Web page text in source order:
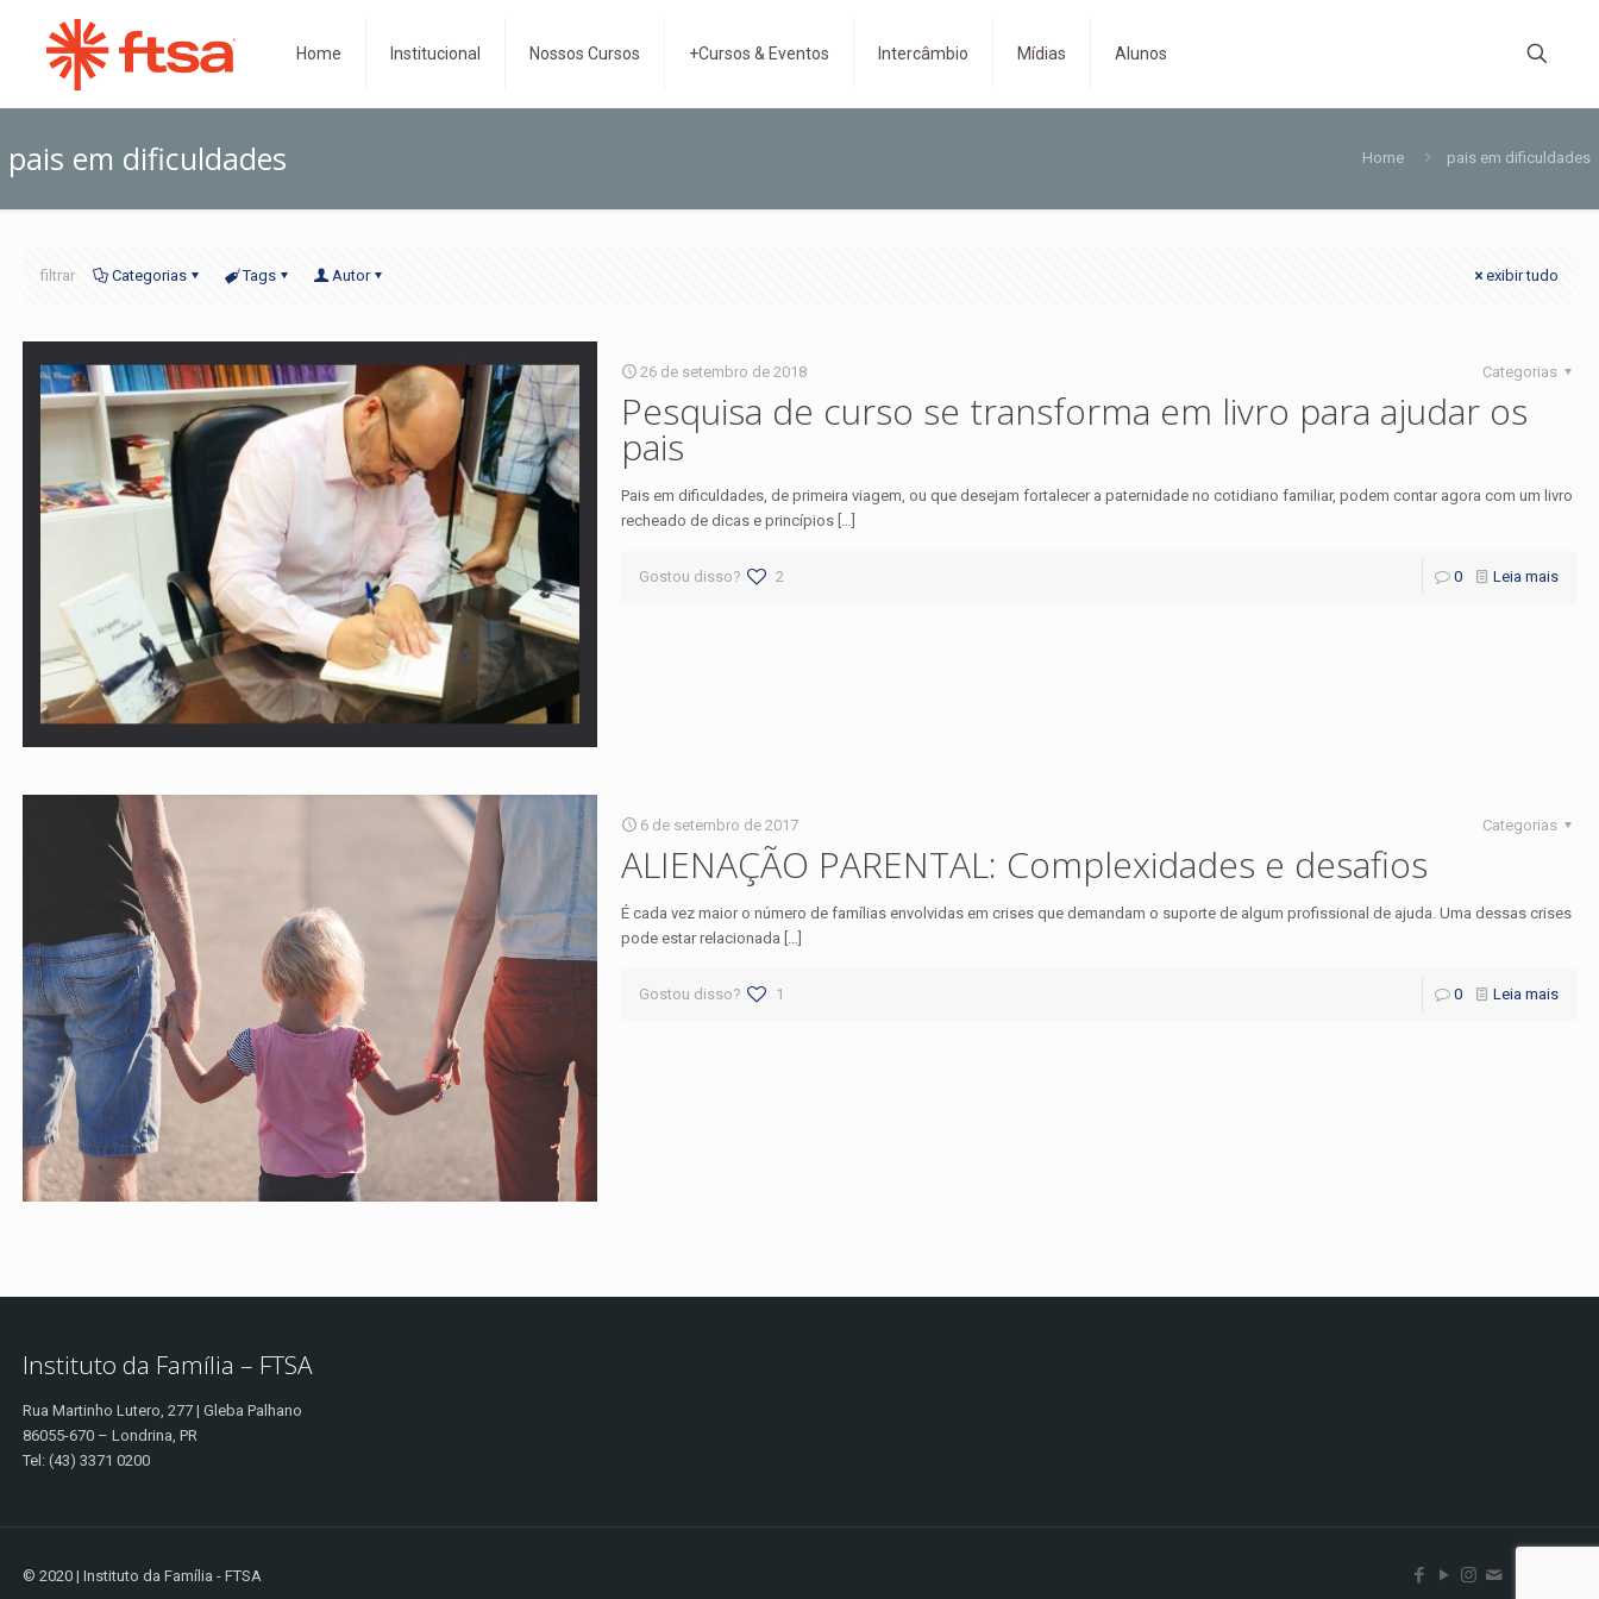
Home Institucional Nossos Cursos +Cursos & Eventos Intercâmbio Mídias Alunos
pais em dificuldades Home pais em dificuldades
filtrar Categorias Tags Autor exibir tudo
26 de setembro de 2018 Categorias
Pesquisa de curso se transforma em livro para ajudar os
pais
Pais em dificuldades, de primeira viagem, ou que desejam fortalecer a paternidade no cotidiano familiar, podem contar agora com um livro
recheado de dicas e princípios […]
Gostou disso? 2 0 Leia mais
6 de setembro de 2017 Categorias
ALIENAÇÃO PARENTAL: Complexidades e desafios
É cada vez maior o número de famílias envolvidas em crises que demandam o suporte de algum profissional de ajuda. Uma dessas crises
pode estar relacionada […]
Gostou disso? 1 0 Leia mais
Instituto da Família – FTSA
Rua Martinho Lutero, 277 | Gleba Palhano
86055-670 – Londrina, PR
Tel: (43) 3371 0200
© 2020 | Instituto da Família - FTSA